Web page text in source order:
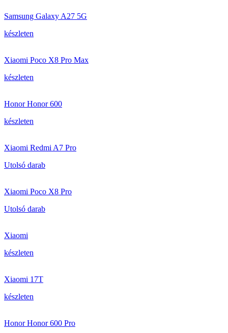
Samsung Galaxy A27 5G
készleten
Xiaomi Poco X8 Pro Max
készleten
Honor Honor 600
készleten
Xiaomi Redmi A7 Pro
Utolsó darab
Xiaomi Poco X8 Pro
Utolsó darab
Xiaomi
készleten
Xiaomi 17T
készleten
Honor Honor 600 Pro